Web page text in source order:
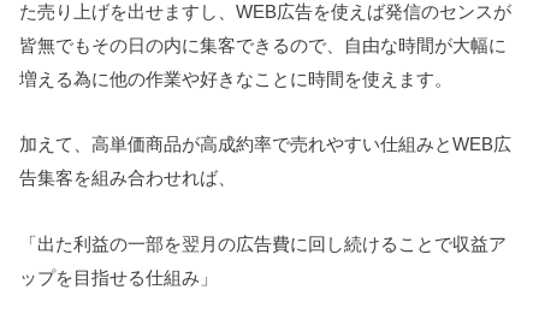
た売り上げを出せますし、WEB広告を使えば発信のセンスが
皆無でもその日の内に集客できるので、自由な時間が大幅に
増える為に他の作業や好きなことに時間を使えます。
加えて、高単価商品が高成約率で売れやすい仕組みとWEB広
告集客を組み合わせれば、
「出た利益の一部を翌月の広告費に回し続けることで収益ア
ップを目指せる仕組み」